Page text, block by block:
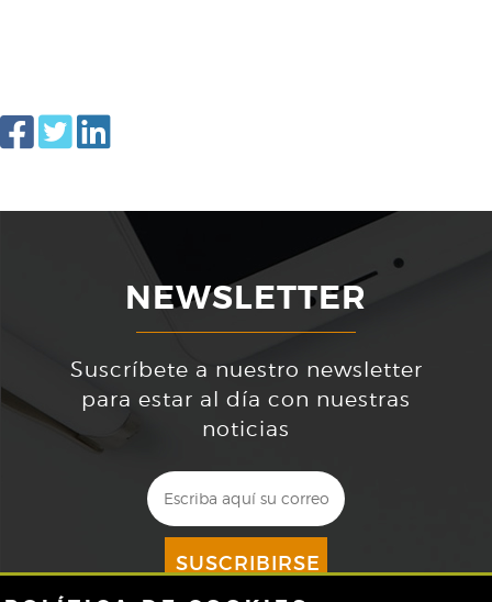
NEWSLETTER
Suscríbete a nuestro newsletter
para estar al día con nuestras
noticias
SUSCRIBIRSE